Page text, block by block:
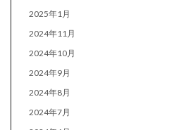
2025年1月
2024年11月
2024年10月
2024年9月
2024年8月
2024年7月